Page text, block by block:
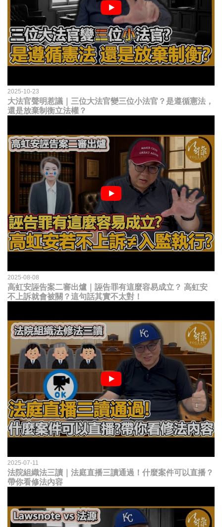
2025-10-23
大法官聲明惹議｜三位大法官變三位小法官？是遵循憲法，
還是放棄制衡立法權？
2025-08-08
高虹安誣告案二審出爐｜誣告罪有這麼容易成立？ 高虹安
不上訴就會被關？這句話其實不太對！
2025-07-11
法院組織法三讀｜法庭直播三讀通過！什麼案件可以直播？
帶你看修法內容